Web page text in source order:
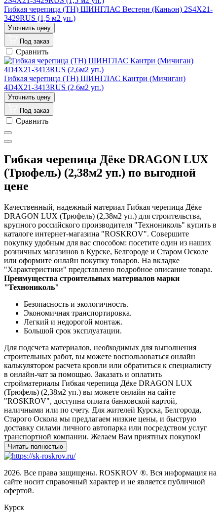
Гибкая черепица (ТН) ШИНГЛАС Вестерн (Каньон) 2S4X21-
3429RUS (1,5 м2 уп.)
Под заказ
Сравнить
Гибкая черепица (ТН) ШИНГЛАС Кантри (Мичиган)
4D4X21-3413RUS (2,6м2 уп.)
Под заказ
Сравнить
Гибкая черепица Дёке DRAGON LUX
(Трюфель) (2,38м2 уп.) по выгодной
цене
Качественный, надежный материал Гибкая черепица Дёке
DRAGON LUX (Трюфель) (2,38м2 уп.) для строительства,
крупного российского производителя "Технониколь" купить в
каталоге интернет-магазина "ROSKROV". Совершите
покупку удобным для вас способом: посетите один из наших
розничных магазинов в Курске, Белгороде и Старом Осколе
или оформите онлайн покупку товаров. На вкладке
"Характеристики" представлено подробное описание товара.
Преимущества строительных материалов марки
"Технониколь"
Безопасность и экологичность.
Экономичная транспортировка.
Легкий и недорогой монтаж.
Большой срок эксплуатации.
Для подсчета материалов, необходимых для выполнения
строительных работ, вы можете воспользоваться онлайн
калькулятором расчета кровли или обратиться к специалисту
в онлайн-чат за помощью. Заказать и оплатить
стройматериалы Гибкая черепица Дёке DRAGON LUX
(Трюфель) (2,38м2 уп.) вы можете онлайн на сайте
"ROSKROV", доступна оплата банковской картой,
наличными или по счету. Для жителей Курска, Белгорода,
Старого Оскола мы предлагаем низкие цены, и быструю
доставку силами личного автопарка или посредством услуг
транспортной компании. Желаем Вам приятных покупок!
2026. Все права защищены. ROSKROV ®. Вся информация на
сайте носит справочный характер и не является публичной
офертой.
Курск